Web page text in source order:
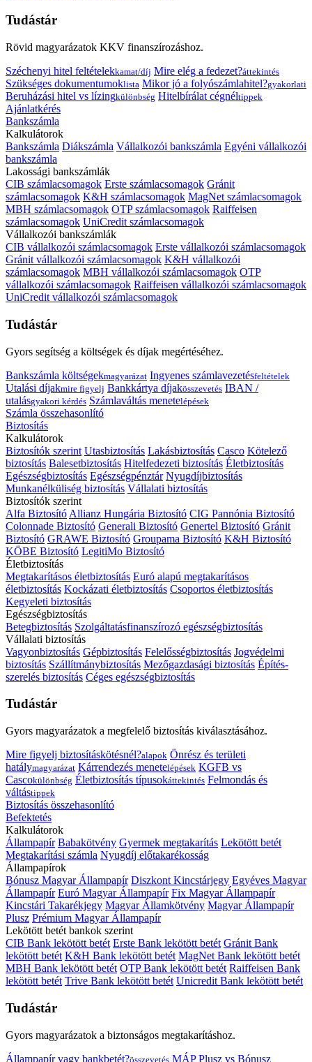
Tudástár
Rövid magyarázatok KKV finanszírozáshoz.
Széchenyi hitel feltételekkamat/díj Mire elég a fedezet?áttekintés
Szükséges dokumentumoklista Mikor jó a folyószámlahitel?gyakorlati
Beruházási hitel vs lízingkülönbség Hitelbírálat cégnéltippek
Ajánlatkérés
Bankszámla
Kalkulátorok
Bankszámla Diákszámla Vállalkozói bankszámla Egyéni vállalkozói
bankszámla
Lakossági bankszámlák
CIB számlacsomagok Erste számlacsomagok Gránit
számlacsomagok K&H számlacsomagok MagNet számlacsomagok
MBH számlacsomagok OTP számlacsomagok Raiffeisen
számlacsomagok UniCredit számlacsomagok
Vállalkozói bankszámlák
CIB vállalkozói számlacsomagok Erste vállalkozói számlacsomagok
Gránit vállalkozói számlacsomagok K&H vállalkozói
számlacsomagok MBH vállalkozói számlacsomagok OTP
vállalkozói számlacsomagok Raiffeisen vállalkozói számlacsomagok
UniCredit vállalkozói számlacsomagok
Tudástár
Gyors segítség a költségek és díjak megértéséhez.
Bankszámla költségekmagyarázat Ingyenes számlavezetésfeltételek
Utalási díjakmire figyelj Bankkártya díjakösszevetés IBAN /
utalásgyakori kérdés Számlaváltás menetelépések
Számla összehasonlító
Biztosítás
Kalkulátorok
Biztosítók szerint Utasbiztosítás Lakásbiztosítás Casco Kötelező
biztosítás Balesetbiztosítás Hitelfedezeti biztosítás Életbiztosítás
Egészségbiztosítás Egészségpénztár Nyugdíjbiztosítás
Munkanélküliség biztosítás Vállalati biztosítás
Biztosítók szerint
Alfa Biztosító Allianz Hungária Biztosító CIG Pannónia Biztosító
Colonnade Biztosító Generali Biztosító Genertel Biztosító Gránit
Biztosító GRAWE Biztosító Groupama Biztosító K&H Biztosító
KÖBE Biztosító LegitiMo Biztosító
Életbiztosítás
Megtakarításos életbiztosítás Euró alapú megtakarításos
életbiztosítás Kockázati életbiztosítás Csoportos életbiztosítás
Kegyeleti biztosítás
Egészségbiztosítás
Betegbiztosítás Szolgáltatásfinanszírozó egészségbiztosítás
Vállalati biztosítás
Vagyonbiztosítás Gépbiztosítás Felelősségbiztosítás Jogvédelmi
biztosítás Szállítmánybiztosítás Mezőgazdasági biztosítás Építés-
szerelés biztosítás Céges egészségbiztosítás
Tudástár
Gyors magyarázatok a megfelelő biztosítás kiválasztásához.
Mire figyelj biztosításkötésnél?alapok Önrész és területi
hatálymagyarázat Kárrendezés menetelépések KGFB vs
Cascokülönbség Életbiztosítás típusokáttekintés Felmondás és
váltástippek
Biztosítás összehasonlító
Befektetés
Kalkulátorok
Állampapír Babakötvény Gyermek megtakarítás Lekötött betét
Megtakarítási számla Nyugdíj előtakarékosság
Állampapírok
Bónusz Magyar Állampapír Diszkont Kincstárjegy Egyéves Magyar
Állampapír Euró Magyar Állampapír Fix Magyar Állampapír
Kincstári Takarékjegy Magyar Államkötvény Magyar Állampapír
Plusz Prémium Magyar Állampapír
Lekötött betét bankok szerint
CIB Bank lekötött betét Erste Bank lekötött betét Gránit Bank
lekötött betét K&H Bank lekötött betét MagNet Bank lekötött betét
MBH Bank lekötött betét OTP Bank lekötött betét Raiffeisen Bank
lekötött betét Trive Bank lekötött betét Unicredit Bank lekötött betét
Tudástár
Gyors magyarázatok a biztonságos megtakarításhoz.
Állampapír vagy bankbetét?összevetés MÁP Plusz vs Bónusz